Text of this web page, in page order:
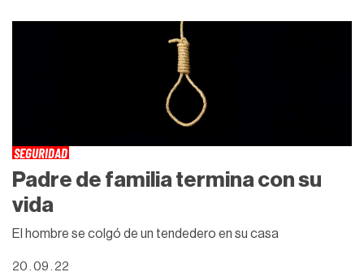
SEGURIDAD
Padre de familia termina con su
vida
El hombre se colgó de un tendedero en su casa
20 . 09 . 22